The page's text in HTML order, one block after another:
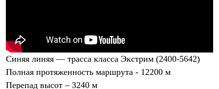
Куртки
Брюки
Жилеты
Комбинезоны
Термобелье
Синяя линяя — трасса класса Экстрим (2400-5642)
Полная протяженность маршрута - 12200 м
Перепад высот – 3240 м